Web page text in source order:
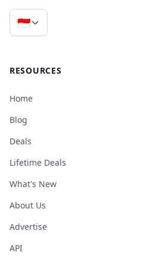
🇮🇩
RESOURCES
Home
Blog
Deals
Lifetime Deals
What's New
About Us
Advertise
API